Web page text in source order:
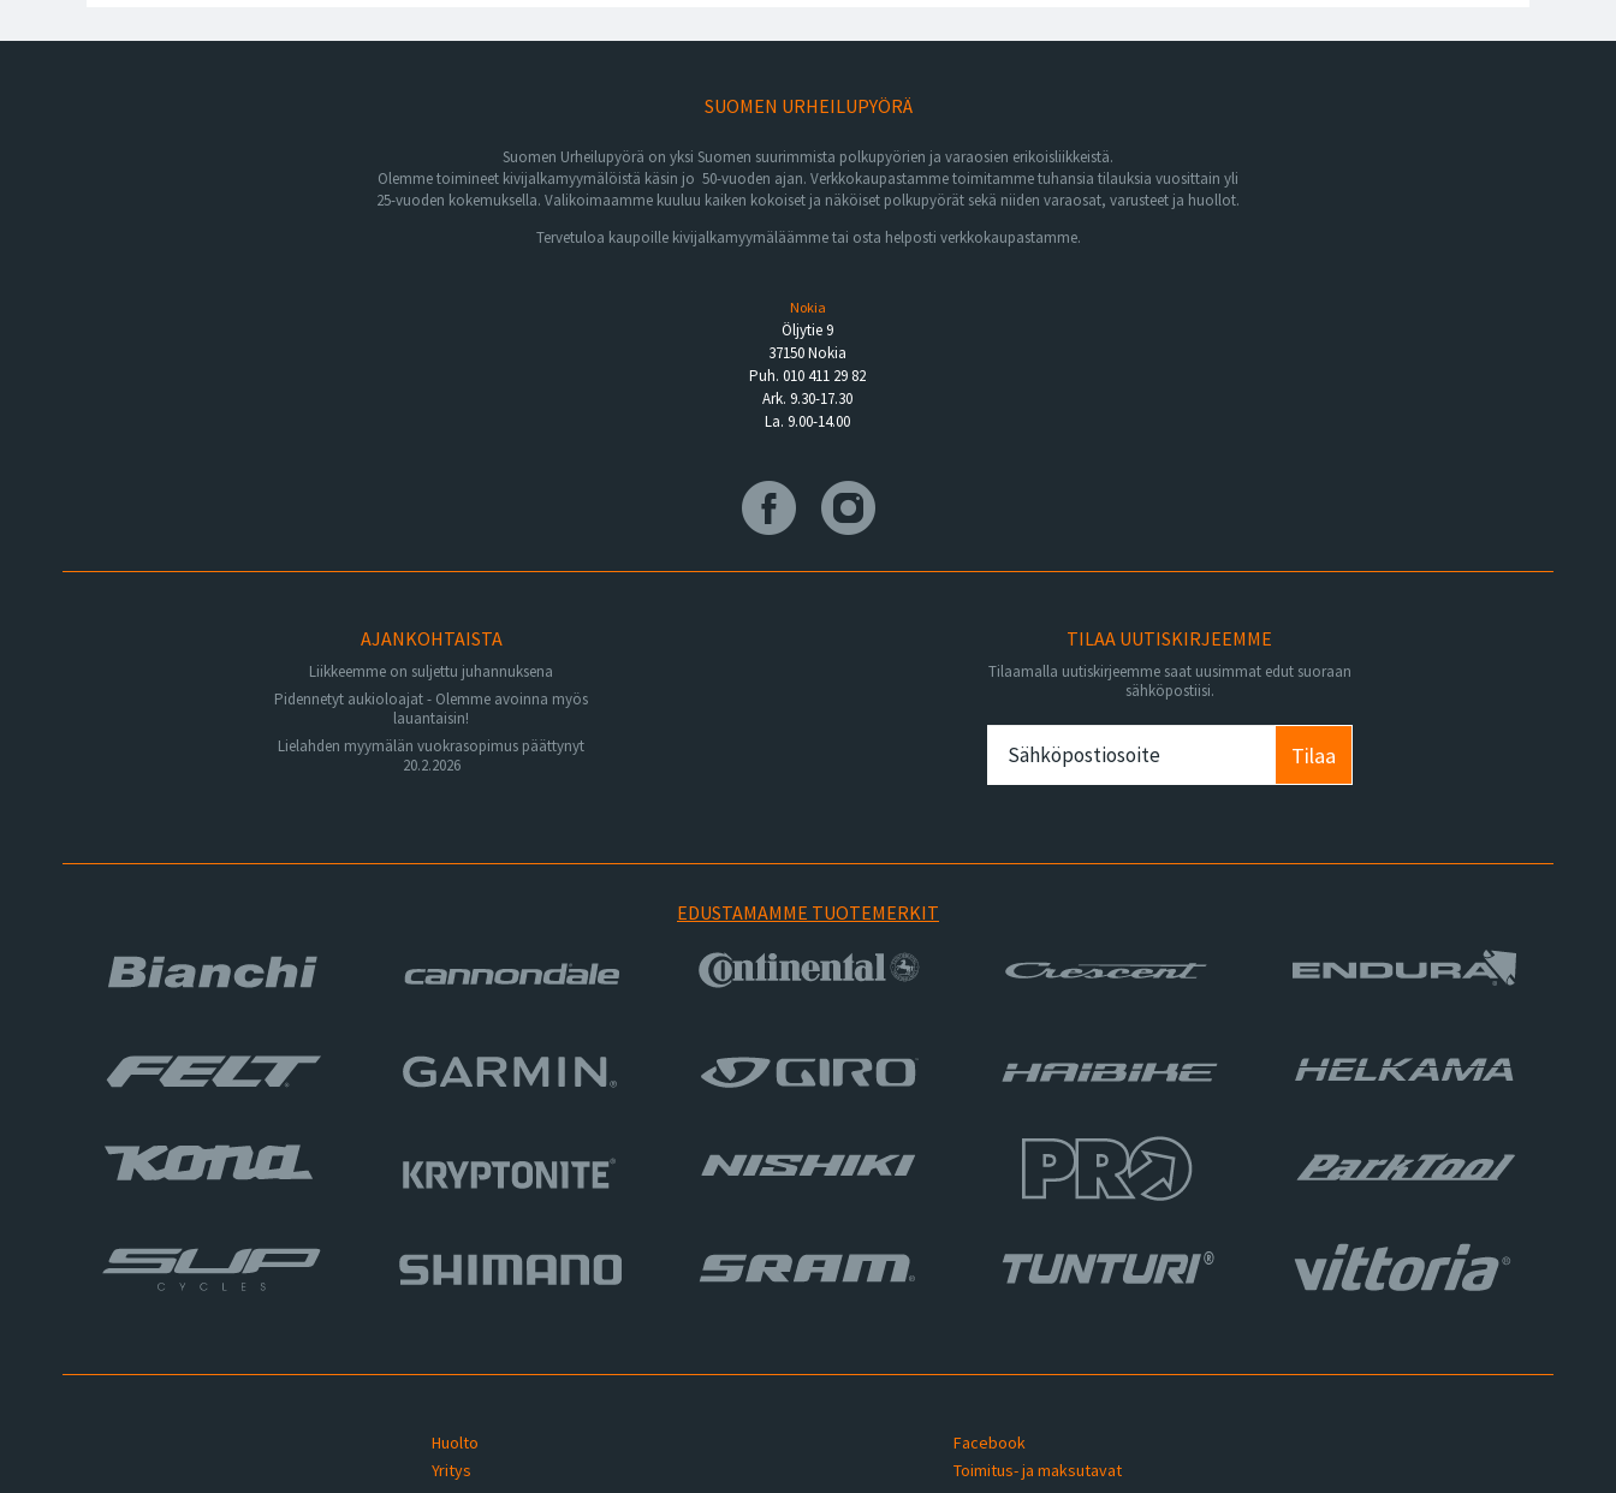
SUOMEN URHEILUPYÖRÄ
Suomen Urheilupyörä on yksi Suomen suurimmista polkupyörien ja varaosien erikoisliikkeistä.
Olemme toimineet kivijalkamyymälöistä käsin jo 50-vuoden ajan. Verkkokaupastamme toimitamme tuhansia tilauksia vuosittain yli
25-vuoden kokemuksella. Valikoimaamme kuuluu kaiken kokoiset ja näköiset polkupyörät sekä niiden varaosat, varusteet ja huollot.
Tervetuloa kaupoille kivijalkamyymäläämme tai osta helposti verkkokaupastamme.
Nokia
Öljytie 9
37150 Nokia
Puh. 010 411 29 82
Ark. 9.30-17.30
La. 9.00-14.00
AJANKOHTAISTA
Liikkeemme on suljettu juhannuksena
Pidennetyt aukioloajat - Olemme avoinna myös
lauantaisin!
Lielahden myymälän vuokrasopimus päättynyt
20.2.2026
TILAA UUTISKIRJEEMME
Tilaamalla uutiskirjeemme saat uusimmat edut suoraan
sähköpostiisi.
Tilaa
EDUSTAMAMME TUOTEMERKIT
Huolto
Yritys
Facebook
Toimitus- ja maksutavat